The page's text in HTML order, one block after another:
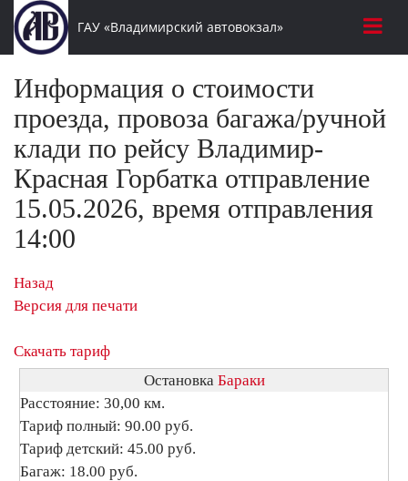
ГАУ «Владимирский автовокзал»
Информация о стоимости
проезда, провоза багажа/ручной
клади по рейсу Владимир-
Красная Горбатка отправление
15.05.2026, время отправления
14:00
Назад
Версия для печати
Скачать тариф
Остановка Бараки
Расстояние: 30,00 км.
Тариф полный: 90.00 руб.
Тариф детский: 45.00 руб.
Багаж: 18.00 руб.